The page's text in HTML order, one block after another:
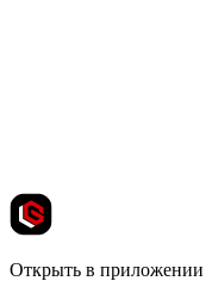
Открыть в приложении